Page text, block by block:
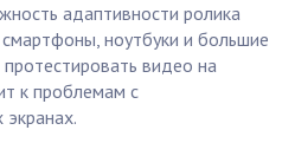
адаптивности ролика
ноутбуки и большие
видео на
к проблемам с